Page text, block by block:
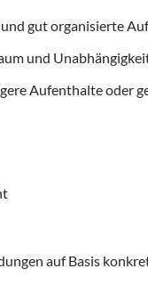
gut organisierte
und
Aufenthalte oder
auf Basis